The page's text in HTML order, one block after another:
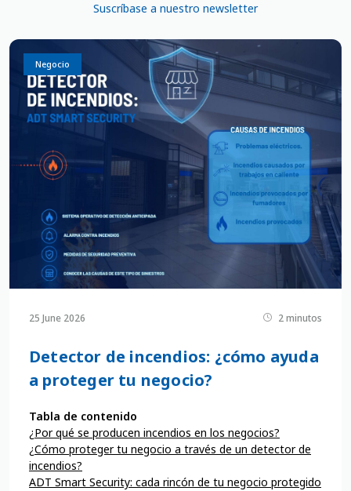
Suscríbase a nuestro newsletter
Negocio
25 June 2026 2 minutos
Detector de incendios: ¿cómo ayuda
a proteger tu negocio?
Tabla de contenido
¿Por qué se producen incendios en los negocios?
¿Cómo proteger tu negocio a través de un detector de
incendios?
ADT Smart Security: cada rincón de tu negocio protegido